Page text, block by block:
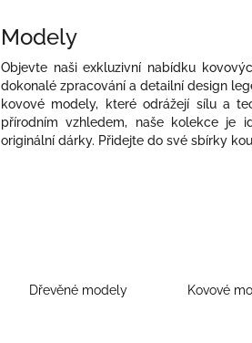
Modely
Objevte naši exkluzivní nabídku
dokonalé zpracování a detailní design
kovové modely, které odrážejí sílu a
přírodním vzhledem, naše kolekce je
originální dárky. Přidejte do své sbírky
Dřevěné modely Kovové